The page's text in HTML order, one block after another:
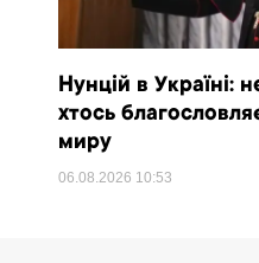
Нунцій в Україні:
хтось
миру
06.08.2026 10:53